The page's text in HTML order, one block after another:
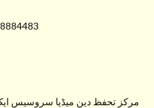
مرکز تحفظ دین میڈیا سروسیس